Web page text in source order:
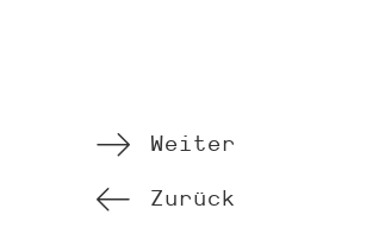
Weiter
Zurück